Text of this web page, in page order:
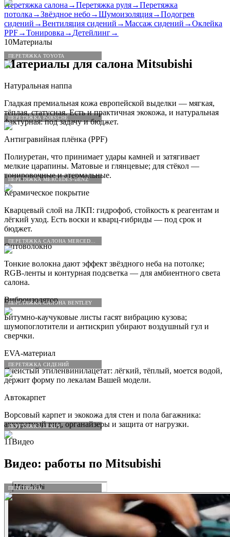
ПЕРЕТЯЖКА TOYOTA
ПЕРЕТЯЖКА PORSCHE
ПЕРЕТЯЖКА MERCEDES-BENZ
ПЕРЕТЯЖКА САЛОНА BENTLEY
ПЕРЕТЯЖКА СИДЕНИЙ
ПЕРЕТЯЖКА LEXUS
ПЕРЕТЯЖКА
Перетяжка салона→Перетяжка руля→Перетяжка
потолка→Звёздное небо→Шумоизоляция→Подогрев
сидений →Вентиляция сидений →Массаж сидений →Оклейка
PPF→Тонировка→Детейлинг→
10Материалы
Материалы для салона Mitsubishi
Натуральная наппа
Гладкая премиальная кожа европейской выделки — мягкая,
тёплая, статусная. Есть и практичная экокожа, и натуральная
фактурная: под задачу и бюджет.
Антигравийная плёнка (PPF)
Полиуретан, что принимает удары камней и затягивает
мелкие царапины. Матовые и глянцевые; для стёкол —
тонировочные и атермальные.
Керамическое покрытие
Кварцевый слой на ЛКП: гидрофоб, стойкость к реагентам и
лёгкий уход. Есть воски и кварц-гибриды — под срок и
бюджет.
Оптоволокно
Тонкие волокна дают эффект звёздного неба на потолке;
RGB-ленты и контурная подсветка — для амбиентного света
салона.
Виброизолятор
Битумно-каучуковые листы гасят вибрацию кузова;
шумопоглотители и антискрип убирают воздушный гул и
сверчки.
EVA-материал
Ячеистый этиленвинилацетат: лёгкий, тёплый, моется водой,
держит форму по лекалам Вашей модели.
Автокарпет
Ворсовый карпет и экокожа для стен и пола багажника:
аккуратный вид, органайзеры и защита от нагрузки.
11Видео
Видео: работы по Mitsubishi